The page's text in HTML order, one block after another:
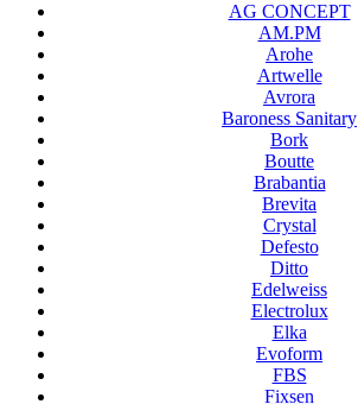
AG CONCEPT
AM.PM
Arohe
Artwelle
Avrora
Baroness Sanitary
Bork
Boutte
Brabantia
Brevita
Crystal
Defesto
Ditto
Edelweiss
Electrolux
Elka
Evoform
FBS
Fixsen